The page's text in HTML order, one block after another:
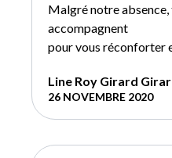
Malgré notre absence,
accompagnent
pour vous réconforter
Line Roy Girard
26 NOVEMBRE 2020